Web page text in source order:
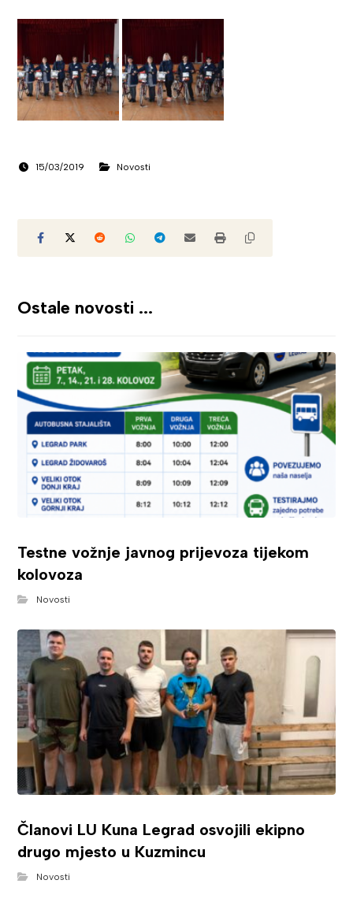
15/03/2019 Novosti
Ostale novosti ...
Testne vožnje javnog prijevoza tijekom
kolovoza
Novosti
Članovi LU Kuna Legrad osvojili ekipno
drugo mjesto u Kuzmincu
Novosti